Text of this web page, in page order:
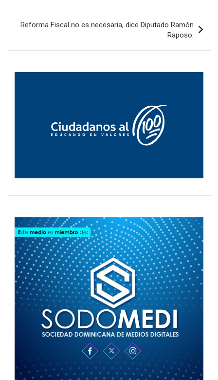
entradas
Reforma Fiscal no es necesaria, dice Diputado Ramón
Raposo.